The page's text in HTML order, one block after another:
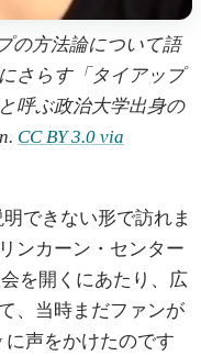
の方法論について語
さらす「タイアップ
呼ぶ政治大学出身の
CC BY 3.0 via
できない形で訪れま
ンカーン・センター
を開くにあたり、広
、当時まだファンが
に声をかけたのです